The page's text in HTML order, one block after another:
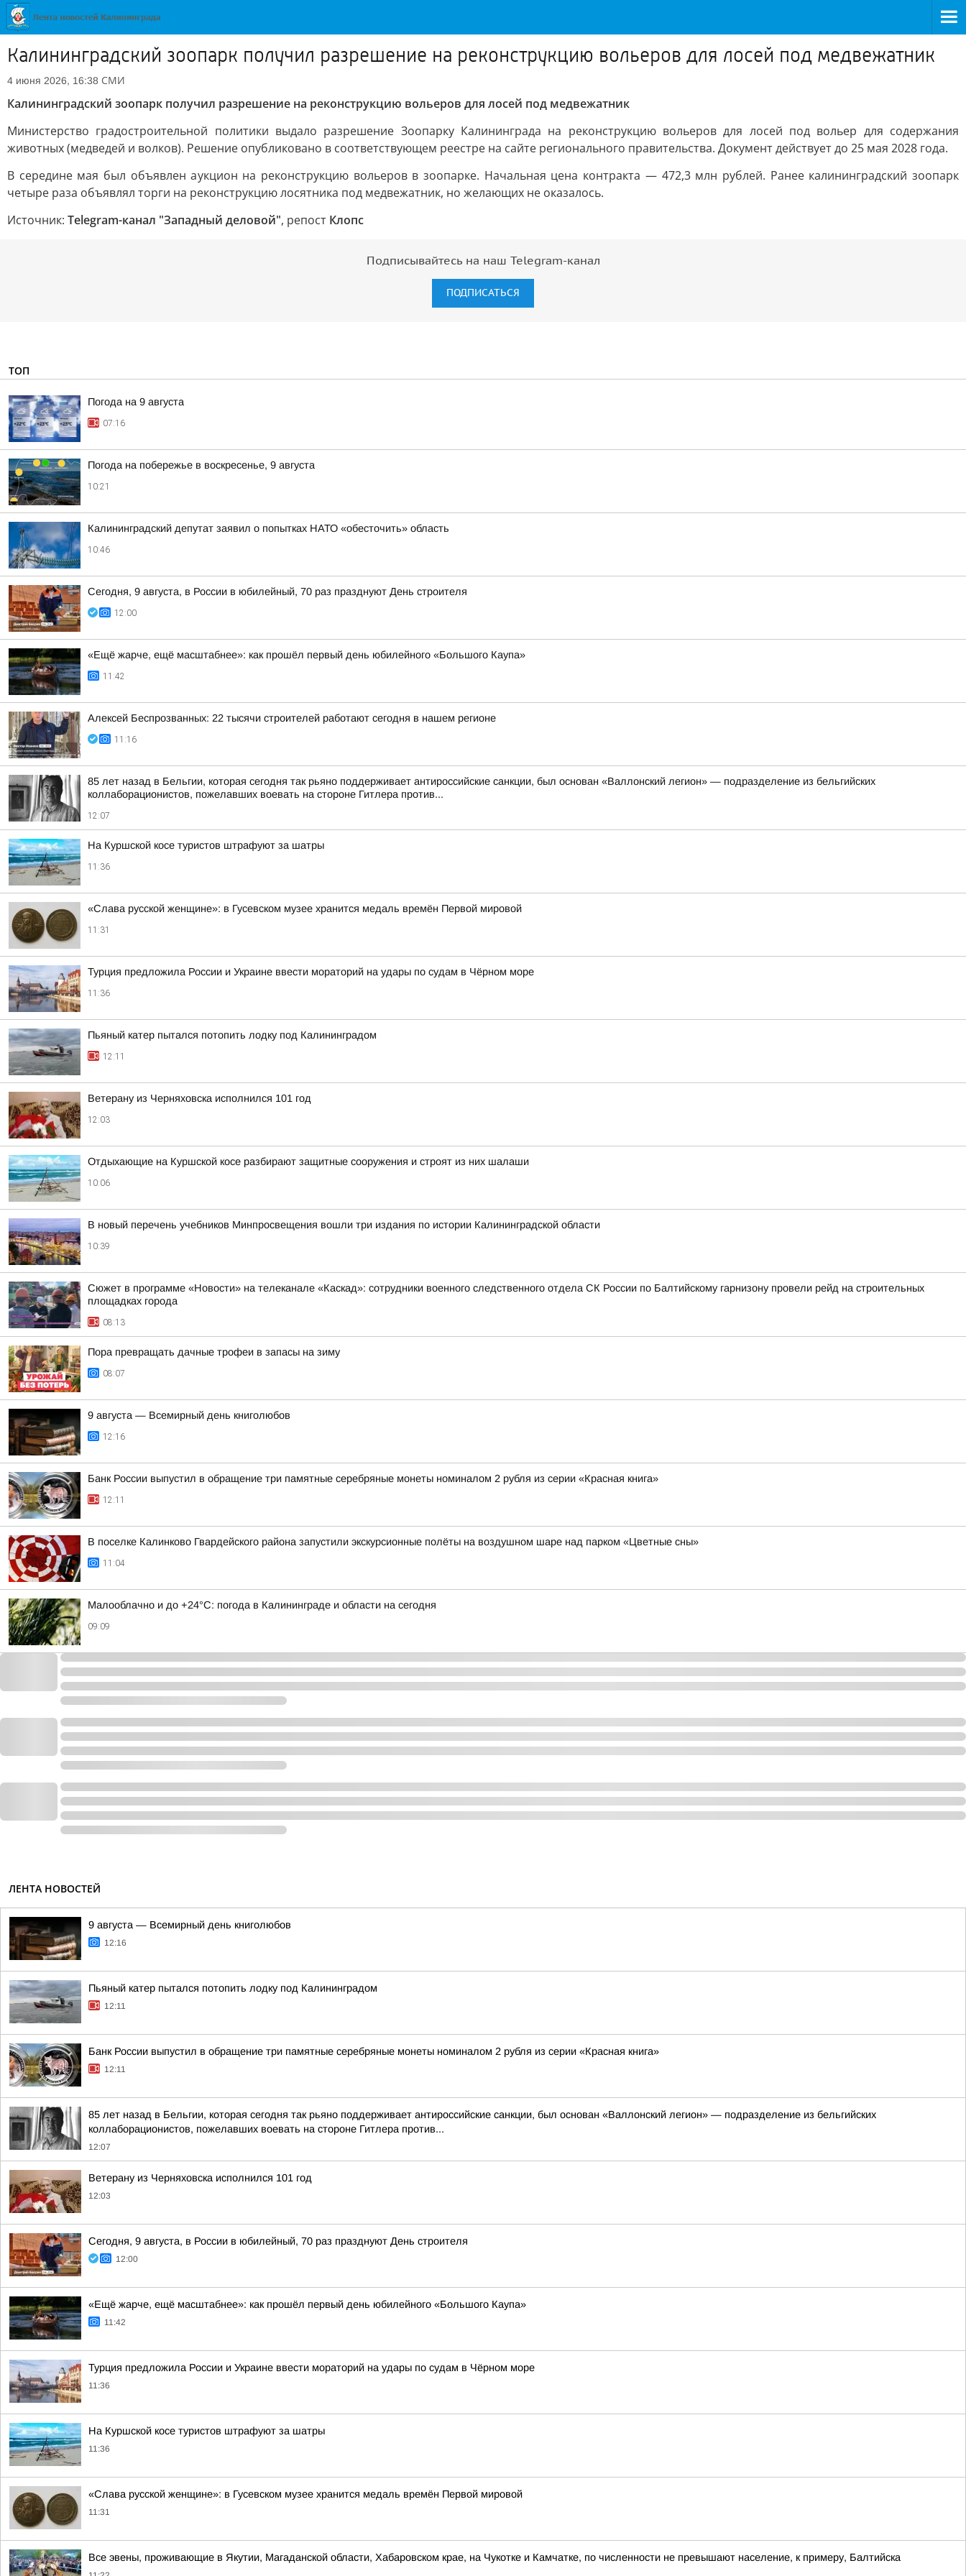
Калининградский зоопарк получил разрешение на реконструкцию вольеров для лосей под медвежатник
4 июня 2026, 16:38 СМИ
Калининградский зоопарк получил разрешение на реконструкцию вольеров для лосей под медвежатник
Министерство градостроительной политики выдало разрешение Зоопарку Калининграда на реконструкцию вольеров для лосей под вольер для содержания
животных (медведей и волков). Решение опубликовано в соответствующем реестре на сайте регионального правительства. Документ действует до 25 мая 2028 года.
В середине мая был объявлен аукцион на реконструкцию вольеров в зоопарке. Начальная цена контракта — 472,3 млн рублей. Ранее калининградский зоопарк
четыре раза объявлял торги на реконструкцию лосятника под медвежатник, но желающих не оказалось.
Источник: Telegram-канал "Западный деловой", репост Клопс
Подписывайтесь на наш Telegram-канал
ПОДПИСАТЬСЯ
ТОП
Погода на 9 августа
07:16
Погода на побережье в воскресенье, 9 августа
10:21
Калининградский депутат заявил о попытках НАТО «обесточить» область
10:46
Сегодня, 9 августа, в России в юбилейный, 70 раз празднуют День строителя
12:00
«Ещё жарче, ещё масштабнее»: как прошёл первый день юбилейного «Большого Каупа»
11:42
Алексей Беспрозванных: 22 тысячи строителей работают сегодня в нашем регионе
11:16
85 лет назад в Бельгии, которая сегодня так рьяно поддерживает антироссийские санкции, был основан «Валлонский легион» — подразделение из бельгийских
коллаборационистов, пожелавших воевать на стороне Гитлера против...
12:07
На Куршской косе туристов штрафуют за шатры
11:36
«Слава русской женщине»: в Гусевском музее хранится медаль времён Первой мировой
11:31
Турция предложила России и Украине ввести мораторий на удары по судам в Чёрном море
11:36
Пьяный катер пытался потопить лодку под Калининградом
12:11
Ветерану из Черняховска исполнился 101 год
12:03
Отдыхающие на Куршской косе разбирают защитные сооружения и строят из них шалаши
10:06
В новый перечень учебников Минпросвещения вошли три издания по истории Калининградской области
10:39
Сюжет в программе «Новости» на телеканале «Каскад»: сотрудники военного следственного отдела СК России по Балтийскому гарнизону провели рейд на строительных
площадках города
08:13
Пора превращать дачные трофеи в запасы на зиму
08:07
9 августа — Всемирный день книголюбов
12:16
Банк России выпустил в обращение три памятные серебряные монеты номиналом 2 рубля из серии «Красная книга»
12:11
В поселке Калинково Гвардейского района запустили экскурсионные полёты на воздушном шаре над парком «Цветные сны»
11:04
Малооблачно и до +24°С: погода в Калининграде и области на сегодня
09:09
ЛЕНТА НОВОСТЕЙ
9 августа — Всемирный день книголюбов
12:16
Пьяный катер пытался потопить лодку под Калининградом
12:11
Банк России выпустил в обращение три памятные серебряные монеты номиналом 2 рубля из серии «Красная книга»
12:11
85 лет назад в Бельгии, которая сегодня так рьяно поддерживает антироссийские санкции, был основан «Валлонский легион» — подразделение из бельгийских
коллаборационистов, пожелавших воевать на стороне Гитлера против...
12:07
Ветерану из Черняховска исполнился 101 год
12:03
Сегодня, 9 августа, в России в юбилейный, 70 раз празднуют День строителя
12:00
«Ещё жарче, ещё масштабнее»: как прошёл первый день юбилейного «Большого Каупа»
11:42
Турция предложила России и Украине ввести мораторий на удары по судам в Чёрном море
11:36
На Куршской косе туристов штрафуют за шатры
11:36
«Слава русской женщине»: в Гусевском музее хранится медаль времён Первой мировой
11:31
Все эвены, проживающие в Якутии, Магаданской области, Хабаровском крае, на Чукотке и Камчатке, по численности не превышают население, к примеру, Балтийска